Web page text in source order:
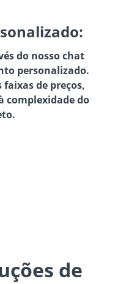
do nosso chat
personalizado.
de preços,
complexidade do
de